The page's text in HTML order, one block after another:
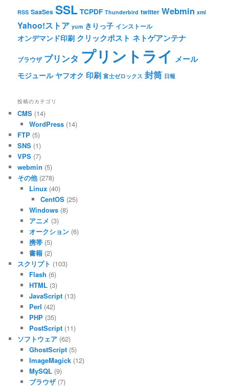
RSS SaaSes SSL TCPDF Thunderbird twitter Webmin xml
Yahoo!ストア yum きりっ子 インストール
オンデマンド印刷 クリックポスト ネトゲアンテナ
ブラウザ プリンタ プリントライ メール
モジュール ヤフオク 印刷 富士ゼロックス 封筒 日報
投稿のカテゴリ
CMS (14)
WordPress(14)
FTP (5)
SNS (1)
VPS (7)
webmin (5)
その他(278)
Linux(40)
CentOS (25)
Windows(8)
アニメ (3)
オークション(6)
携帯(5)
書籍(2)
スクリプト (103)
Flash (6)
HTML(3)
JavaScript(13)
Perl (42)
PHP(35)
PostScript(11)
ソフトウェア (62)
GhostScript(5)
ImageMagick(12)
MySQL(9)
ブラウザ(7)